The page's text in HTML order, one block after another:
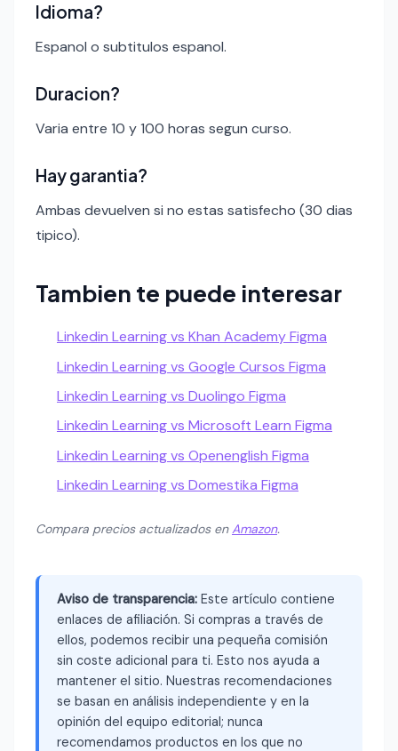
Idioma?
Espanol o subtitulos espanol.
Duracion?
Varia entre 10 y 100 horas segun curso.
Hay garantia?
Ambas devuelven si no estas satisfecho (30 dias
tipico).
Tambien te puede interesar
Linkedin Learning vs Khan Academy Figma
Linkedin Learning vs Google Cursos Figma
Linkedin Learning vs Duolingo Figma
Linkedin Learning vs Microsoft Learn Figma
Linkedin Learning vs Openenglish Figma
Linkedin Learning vs Domestika Figma
Compara precios actualizados enAmazon.
Aviso de transparencia: Este artículo contiene
enlaces de afiliación. Si compras a través de
ellos, podemos recibir una pequeña comisión
sin coste adicional para ti. Esto nos ayuda a
mantener el sitio. Nuestras recomendaciones
se basan en análisis independiente y en la
opinión del equipo editorial; nunca
recomendamos productos en los que no